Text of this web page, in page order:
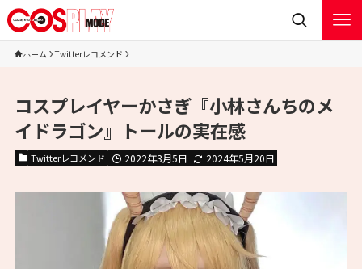
ホーム Twitterレコメンド
コスプレイヤーかさぎ『小林さんちのメ
イドラゴン』トールの実在感
Twitterレコメンド 2022年3月5日 2024年5月20日